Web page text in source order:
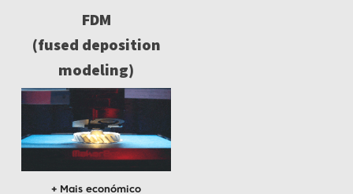
FDM
(fused deposition
modeling)
+ Mais económico